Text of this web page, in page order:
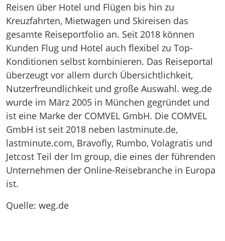
Reisen über Hotel und Flügen bis hin zu
Kreuzfahrten, Mietwagen und Skireisen das
gesamte Reiseportfolio an. Seit 2018 können
Kunden Flug und Hotel auch flexibel zu Top-
Konditionen selbst kombinieren. Das Reiseportal
überzeugt vor allem durch Übersichtlichkeit,
Nutzerfreundlichkeit und große Auswahl. weg.de
wurde im März 2005 in München gegründet und
ist eine Marke der COMVEL GmbH. Die COMVEL
GmbH ist seit 2018 neben lastminute.de,
lastminute.com, Bravofly, Rumbo, Volagratis und
Jetcost Teil der lm group, die eines der führenden
Unternehmen der Online-Reisebranche in Europa
ist.
Quelle: weg.de